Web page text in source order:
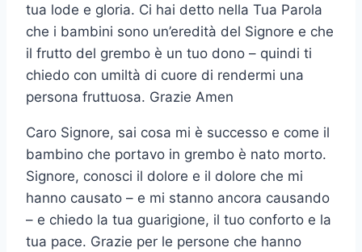
tua lode e gloria. Ci hai detto nella Tua Parola
che i bambini sono un’eredità del Signore e che
il frutto del grembo è un tuo dono – quindi ti
chiedo con umiltà di cuore di rendermi una
persona fruttuosa. Grazie Amen
Caro Signore, sai cosa mi è successo e come il
bambino che portavo in grembo è nato morto.
Signore, conosci il dolore e il dolore che mi
hanno causato – e mi stanno ancora causando
– e chiedo la tua guarigione, il tuo conforto e la
tua pace. Grazie per le persone che hanno